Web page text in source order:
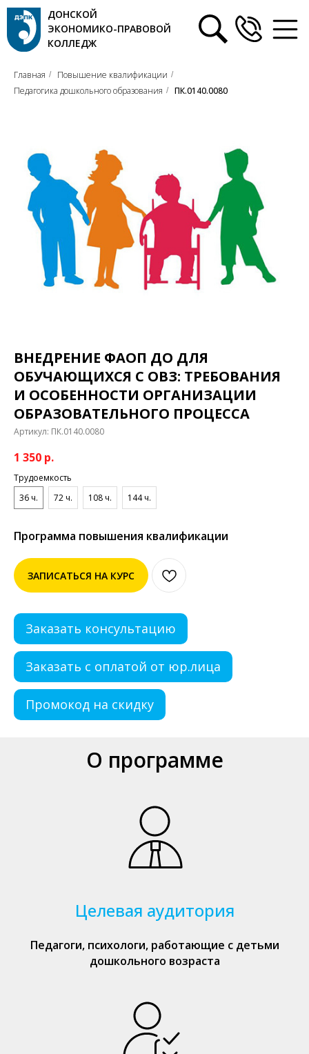
ДОНСКОЙ
ЭКОНОМИКО-ПРАВОВОЙ
КОЛЛЕДЖ
Главная / Повышение квалификации /
Педагогика дошкольного образования / ПК.0140.0080
ВНЕДРЕНИЕ ФАОП ДО ДЛЯ
ОБУЧАЮЩИХСЯ С ОВЗ: ТРЕБОВАНИЯ
И ОСОБЕННОСТИ ОРГАНИЗАЦИИ
ОБРАЗОВАТЕЛЬНОГО ПРОЦЕССА
Артикул: ПК.0140.0080
1 350 р.
Трудоемкость
36 ч.
72 ч. 108 ч. 144 ч.
Программа повышения квалификации
ЗАПИСАТЬСЯ НА КУРС
Заказать консультацию
Заказать с оплатой от юр.лица
Промокод на скидку
О программе
Целевая аудитория
Педагоги, психологи, работающие с детьми
дошкольного возраста